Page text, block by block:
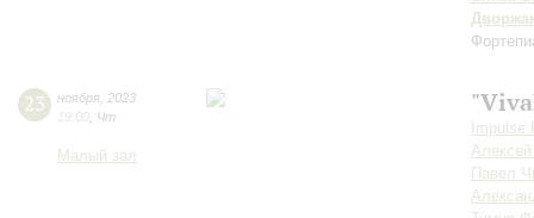
23 ноября 2023
19:00 Чт
Малый зал
Impulse
Павел